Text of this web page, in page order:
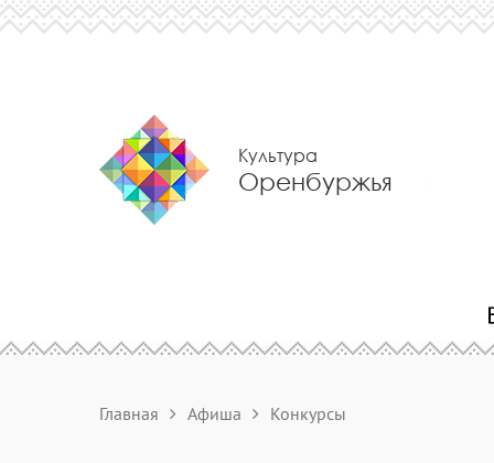
Культура
Оренбуржья
Главная Афиша Конкурсы